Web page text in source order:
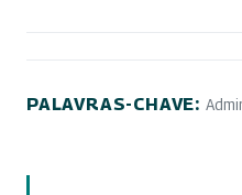
PALAVRAS-CHAVE: